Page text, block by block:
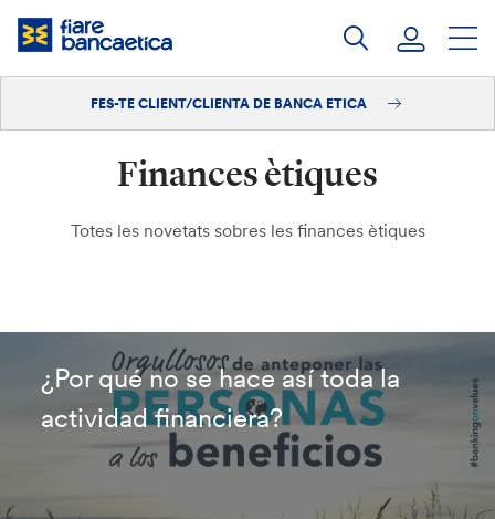
Salta
Iniciar sessió
Fes-te'n client/clienta
FES-TE CLIENT/CLIENTA DE BANCA ETICA
Finances ètiques
Totes les novetats sobres les finances ètiques
¿Por qué no se hace así toda la
actividad financiera?